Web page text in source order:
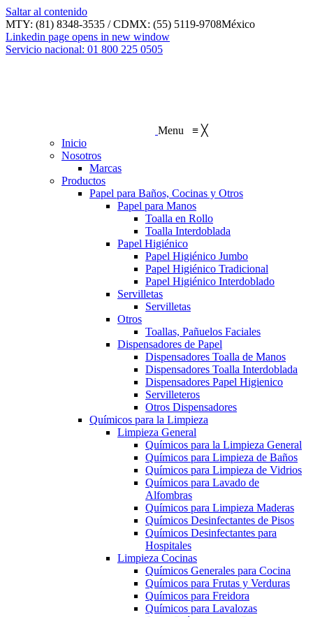
Saltar al contenido
MTY: (81) 8348-3535 / CDMX: (55) 5119-9708México
Linkedin page opens in new window
Servicio nacional: 01 800 225 0505
Menu ≡ ╳
Inicio
Nosotros
Marcas
Productos
Papel para Baños, Cocinas y Otros
Papel para Manos
Toalla en Rollo
Toalla Interdoblada
Papel Higiénico
Papel Higiénico Jumbo
Papel Higiénico Tradicional
Papel Higiénico Interdoblado
Servilletas
Servilletas
Otros
Toallas, Pañuelos Faciales
Dispensadores de Papel
Dispensadores Toalla de Manos
Dispensadores Toalla Interdoblada
Dispensadores Papel Higienico
Servilleteros
Otros Dispensadores
Químicos para la Limpieza
Limpieza General
Químicos para la Limpieza General
Químicos para Limpieza de Baños
Químicos para Limpieza de Vidrios
Químicos para Lavado de
Alfombras
Químicos para Limpieza Maderas
Químicos Desinfectantes de Pisos
Químicos Desinfectantes para
Hospitales
Limpieza Cocinas
Químicos Generales para Cocina
Químicos para Frutas y Verduras
Químicos para Freidora
Químicos para Lavalozas